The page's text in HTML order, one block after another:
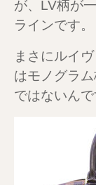
が、LV柄が
ラインです。
まさにルイ
はモノグラ
ではないんで